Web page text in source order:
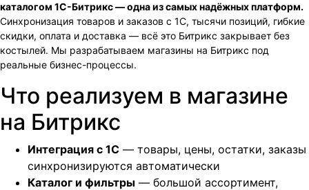
каталогом 1С-Битрикс — одна из самых надёжных платформ.
Синхронизация товаров и заказов с 1С, тысячи позиций, гибкие
скидки, оплата и доставка — всё это Битрикс закрывает без
костылей. Мы разрабатываем магазины на Битрикс под
реальные бизнес-процессы.
Что реализуем в магазине
на Битрикс
Интеграция с 1С — товары, цены, остатки, заказы
синхронизируются автоматически
Каталог и фильтры — большой ассортимент,